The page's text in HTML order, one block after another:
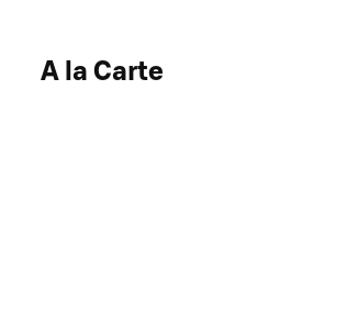
A la Carte